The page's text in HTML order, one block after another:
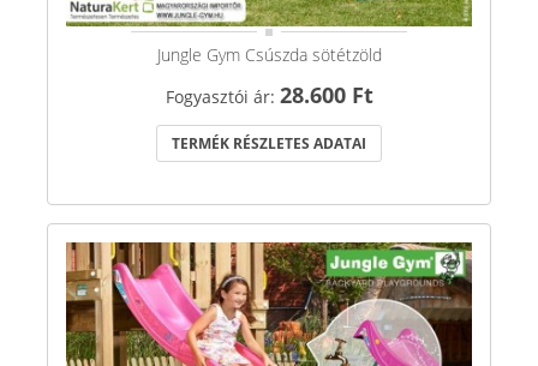
Jungle Gym Csúszda sötétzöld
Fogyasztói ár: 28.600 Ft
TERMÉK RÉSZLETES ADATAI